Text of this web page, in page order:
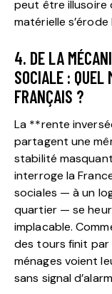
peut être illusoire
matérielle
4. DE LA
SOCIALE : QUEL
FRANÇAIS ?
La **rente
partagent une
stabilité
interroge la
sociales — à un
quartier — se
implacable.
des tours finit par
ménages voient
sans signal